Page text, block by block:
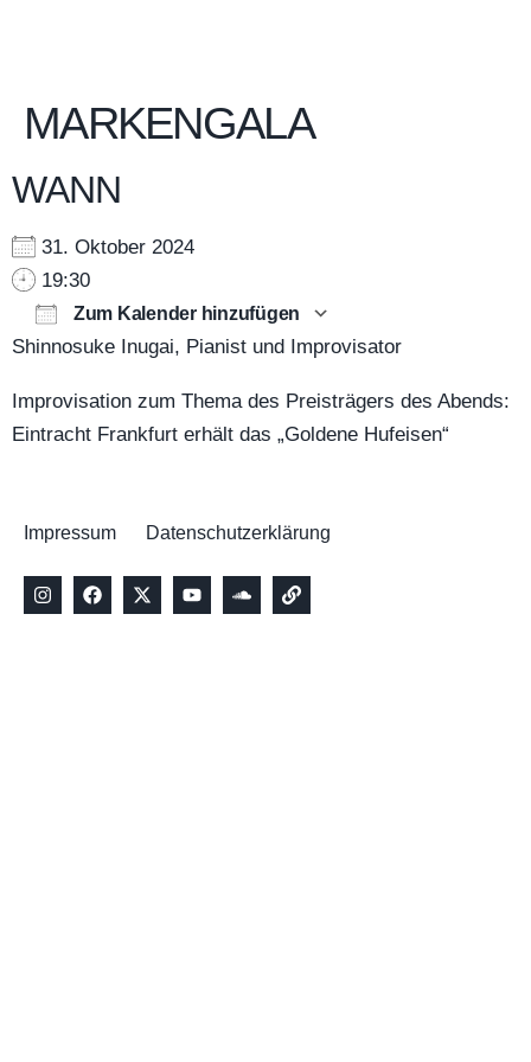
MARKENGALA
WANN
31. Oktober 2024
19:30
Zum Kalender hinzufügen
ICS herunterladen Google Kalender
Shinnosuke Inugai, Pianist und Improvisator
Improvisation zum Thema des Preisträgers des Abends:
Eintracht Frankfurt erhält das „Goldene Hufeisen“
Impressum Datenschutzerklärung